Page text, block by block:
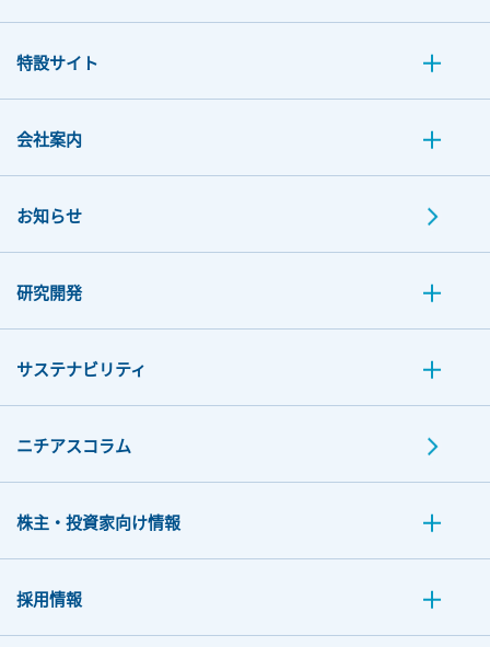
特設サイト
会社案内
お知らせ
研究開発
サステナビリティ
ニチアスコラム
株主・投資家向け情報
採用情報